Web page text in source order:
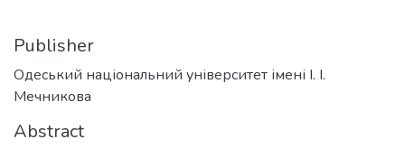
Publisher
Одеський національний університет імені І. І.
Мечникова
Abstract